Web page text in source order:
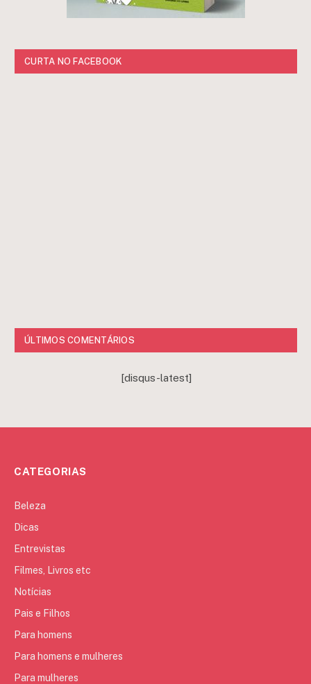
CURTA NO FACEBOOK
ÚLTIMOS COMENTÁRIOS
[disqus-latest]
CATEGORIAS
Beleza
Dicas
Entrevistas
Filmes, Livros etc
Notícias
Pais e Filhos
Para homens
Para homens e mulheres
Para mulheres